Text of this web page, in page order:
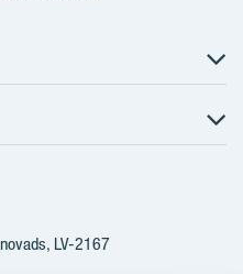
LV-2167